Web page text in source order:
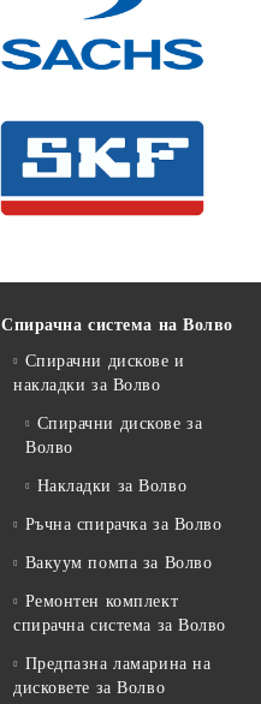
Спирачна система на Волво
Спирачни дискове и
накладки за Волво
Спирачни дискове за
Волво
Накладки за Волво
Ръчна спирачка за Волво
Вакуум помпа за Волво
Ремонтен комплект
спирачна система за Волво
Предпазна ламарина на
дисковете за Волво